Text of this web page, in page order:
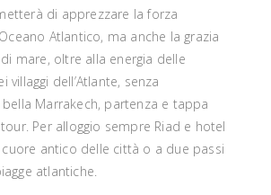
di apprezzare la forza
Atlantico, ma anche la grazia
mare, oltre alla energia delle
villaggi dell’Atlante, senza
Marrakech, partenza e tappa
Per alloggio sempre Riad e hotel
antico delle città o a due passi
atlantiche.